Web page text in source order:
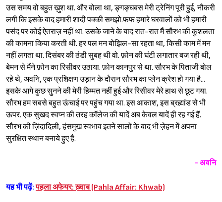
उस समय वो बहुत ख़ुश था. और बोला था, ङ्गङ्घबस मेरी ट्रेनिंग पूरी हुई, नौकरी
लगी कि इसके बाद हमारी शादी पक्की समझो.फफ हमारे घरवालों को भी हमारी
पसंद पर कोई ऐतराज़ नहीं था. उसके जाने के बाद रात-रात मैं सौरभ की कुशलता
की कामना किया करती थी. हर पल मन बोझिल-सा रहता था, किसी काम में मन
नहीं लगता था. दिसंबर की ठंडी सुबह थी वो. फ़ोन की घंटी लगातार बज रही थी,
बेमन से मैंने फ़ोन का रिसीवर उठाया. फ़ोन कानपुर से था. सौरभ के पिताजी बोल
रहे थे, अवनि, एक प्रशिक्षण उड़ान के दौरान सौरभ का प्लेन क्रेश हो गया है...
इसके आगे कुछ सुुनने की मेरी हिम्मत नहीं हुई और रिसीवर मेरे हाथ से छूट गया.
सौरभ हम सबसे बहुत ऊंचाई पर पहुंच गया था. इस आकाश, इस ब्रह्मांड से भी
ऊपर. एक सुखद स्वप्न की तरह कॉलेज की यादें अब केवल यादें ही रह गई हैं.
सौरभ की ज़िंदादिली, हंसमुख स्वभाव इतने सालों के बाद भी ज़ेहन में अपना
सुरक्षित स्थान बनाये हुए है.
- अवनि
यह भी पढ़ें:पहला अफेयर: ख़्वाब (Pahla Affair: Khwab)